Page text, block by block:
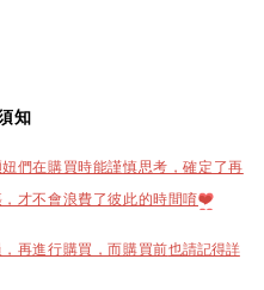
知
們在購買時能謹慎思考，確定了再
才不會浪費了彼此的時間唷❤️
再進行購買，而購買前也請記得詳